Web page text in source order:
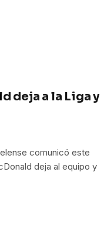
deja a la Liga y
comunicó este
deja al equipo y